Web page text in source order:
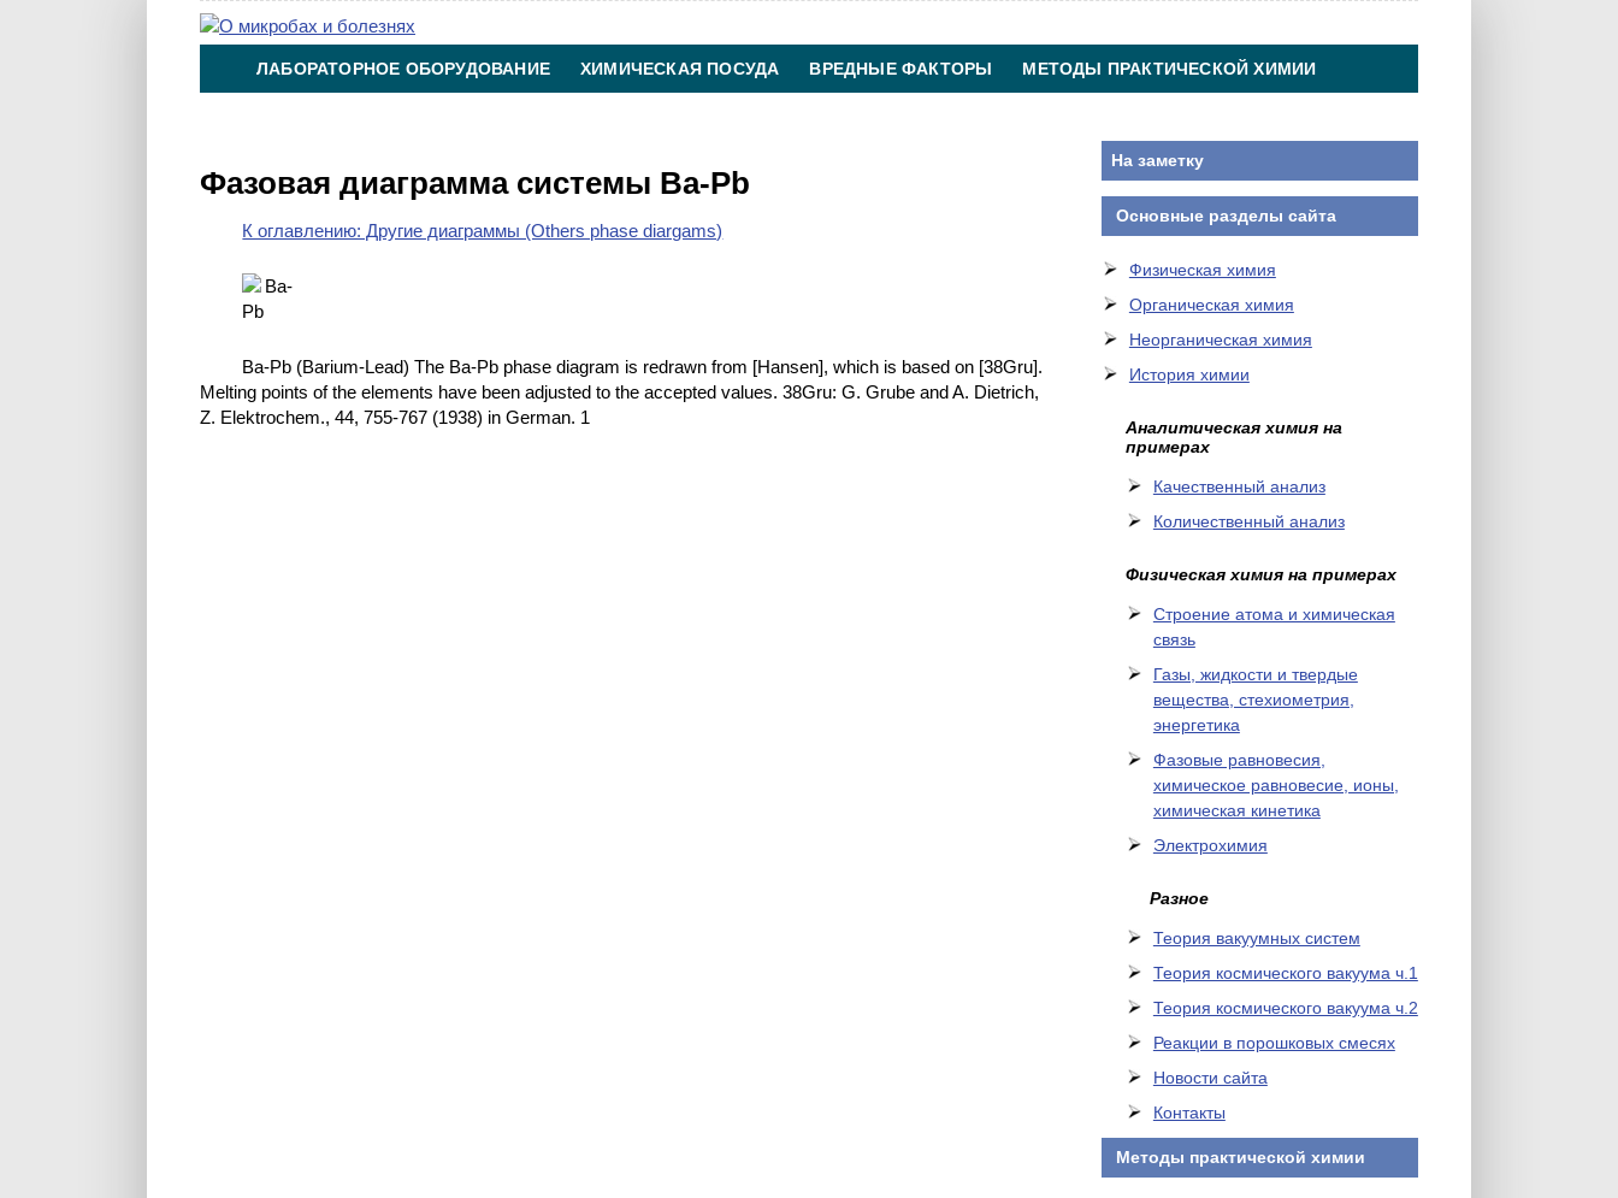
ЛАБОРАТОРНОЕ ОБОРУДОВАНИЕ ХИМИЧЕСКАЯ ПОСУДА ВРЕДНЫЕ ФАКТОРЫ МЕТОДЫ ПРАКТИЧЕСКОЙ ХИМИИ
Фазовая диаграмма системы Ba-Pb
К оглавлению: Другие диаграммы (Others phase diargams)
Ba-Pb (Barium-Lead) The Ba-Pb phase diagram is redrawn from [Hansen], which is based on [38Gru].
Melting points of the elements have been adjusted to the accepted values. 38Gru: G. Grube and A. Dietrich,
Z. Elektrochem., 44, 755-767 (1938) in German. 1
На заметку
Основные разделы сайта
Физическая химия
Органическая химия
Неорганическая химия
История химии
Аналитическая химия на
примерах
Качественный анализ
Количественный анализ
Физическая химия на примерах
Cтроение атома и химическая
связь
Газы, жидкости и твердые
вещества, стехиометрия,
энергетика
Фазовые равновесия,
химическое равновесие, ионы,
химическая кинетика
Электрохимия
Разное
Теория вакуумных систем
Теория космического вакуума ч.1
Теория космического вакуума ч.2
Реакции в порошковых смесях
Новости сайта
Контакты
Методы практической химии